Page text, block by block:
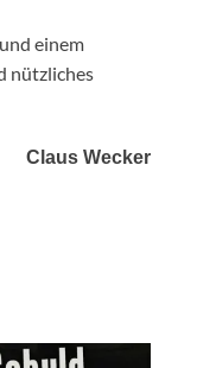
einem
nützliches
Claus Wecker